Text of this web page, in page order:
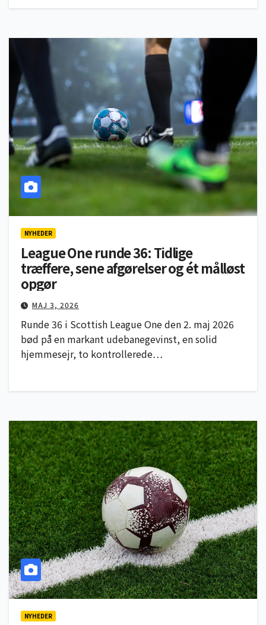
NYHEDER
League One runde 36: Tidlige
træffere, sene afgørelser og ét målløst
opgør
MAJ 3, 2026
Runde 36 i Scottish League One den 2. maj 2026
bød på en markant udebanegevinst, en solid
hjemmesejr, to kontrollerede…
NYHEDER